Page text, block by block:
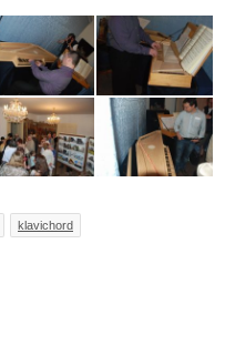
klavichord